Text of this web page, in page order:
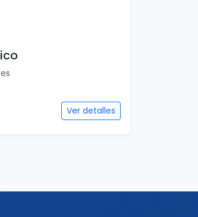
Ver detalles